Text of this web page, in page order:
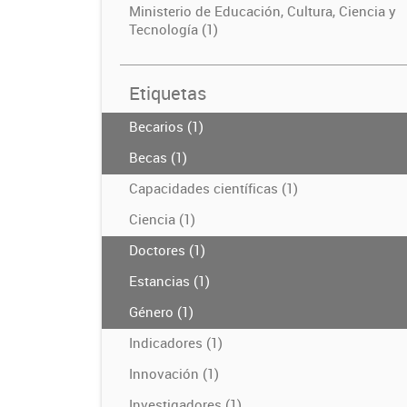
Ministerio de Educación, Cultura, Ciencia y
Tecnología (1)
Etiquetas
Becarios (1)
Becas (1)
Capacidades científicas (1)
Ciencia (1)
Doctores (1)
Estancias (1)
Género (1)
Indicadores (1)
Innovación (1)